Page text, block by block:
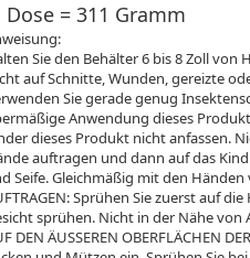
= 311 Gramm
Sie den Behälter 6 bis 8 Zoll
auf Schnitte, Wunden, gereizte
Sie gerade genug
Anwendung dieses
dieses Produkt nicht anfassen.
auftragen und dann auf das
Seife. Gleichmäßig mit den
Sprühen Sie zuerst auf
sprühen. Nicht in der Nähe
DEN ÄUSSEREN OBERFLÄCHEN